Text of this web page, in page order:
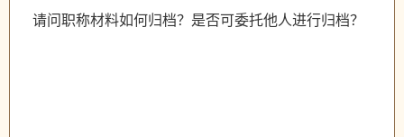
请问职称材料如何归档？是否可委托他人进行归档？